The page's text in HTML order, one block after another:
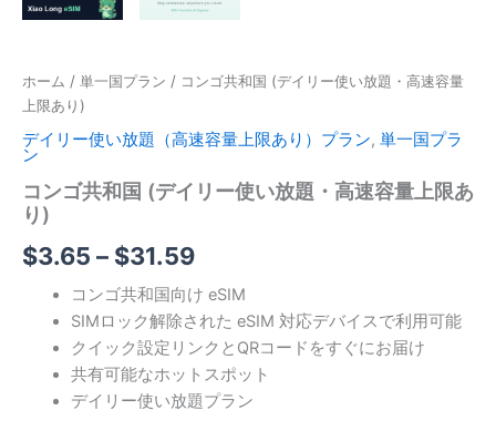
ホーム / 単一国プラン / コンゴ共和国 (デイリー使い放題・高速容量
上限あり)
デイリー使い放題（高速容量上限あり）プラン, 単一国プラ
ン
コンゴ共和国 (デイリー使い放題・高速容量上限あ
り)
$3.65 – $31.59価
格
帯:
$3.65
–
コンゴ共和国向け eSIM
SIMロック解除された eSIM 対応デバイスで利用可能
クイック設定リンクとQRコードをすぐにお届け
共有可能なホットスポット
デイリー使い放題プラン